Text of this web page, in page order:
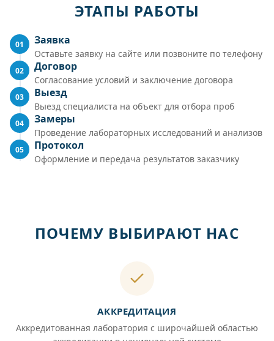
ЭТАПЫ РАБОТЫ
01 Заявка
Оставьте заявку на сайте или позвоните по телефону
02 Договор
Согласование условий и заключение договора
03 Выезд
Выезд специалиста на объект для отбора проб
04 Замеры
Проведение лабораторных исследований и анализов
05 Протокол
Оформление и передача результатов заказчику
ПОЧЕМУ ВЫБИРАЮТ НАС
АККРЕДИТАЦИЯ
Аккредитованная лаборатория с широчайшей областью